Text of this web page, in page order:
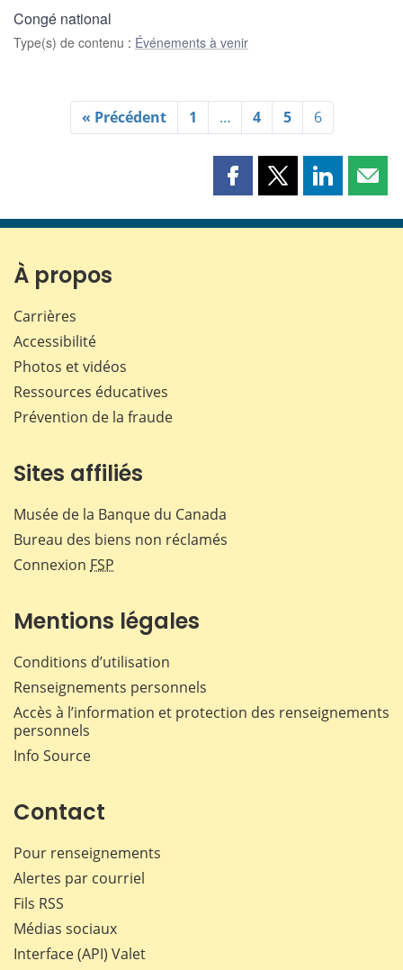
Congé national
Type(s) de contenu : Événements à venir
« Précédent 1 … 4 5 6
Partager
page
Partager
page
Partager
page page
À propos
Carrières
Accessibilité
Photos et vidéos
Ressources éducatives
Prévention de la fraude
Sites affiliés
Musée de la Banque du Canada
Bureau des biens non réclamés
Connexion FSP
Mentions légales
Conditions d’utilisation
Renseignements personnels
Accès à l’information et protection des renseignements
personnels
Info Source
Contact
Pour renseignements
Alertes par courriel
Fils RSS
Médias sociaux
Interface (API) Valet